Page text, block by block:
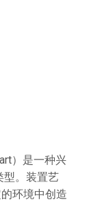
）是一种兴
型。装置艺
环境中创造